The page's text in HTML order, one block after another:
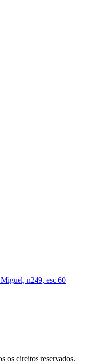
n249, esc 60
os direitos reservados.